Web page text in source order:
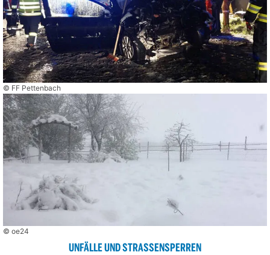
© FF Pettenbach
© oe24
UNFÄLLE UND STRASSENSPERREN